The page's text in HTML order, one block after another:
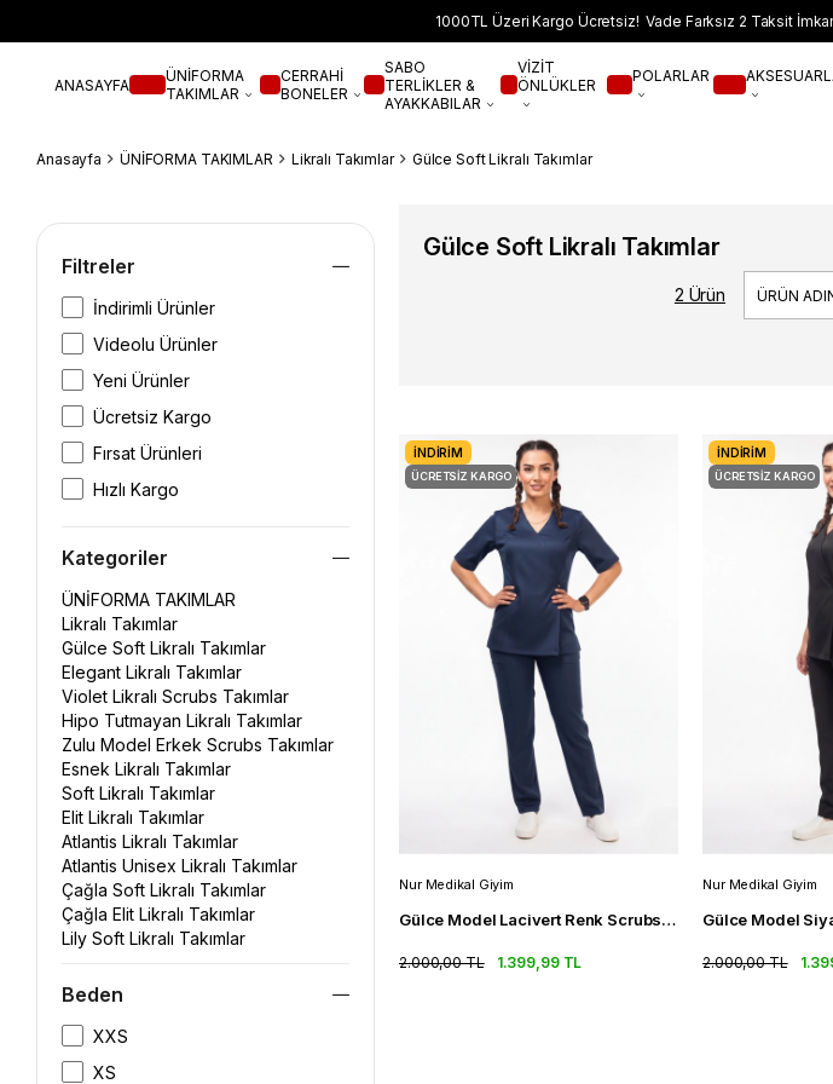
1000TL Üzeri Kargo Ücretsiz! Vade Farksız 2 Taksit
ANASAYFA
ÜNİFORMA
TAKIMLAR
CERRAHİ
BONELER
SABO
TERLİKLER &
AYAKKABILAR
VİZİT
ÖNLÜKLER
POLARLAR
Anasayfa ÜNİFORMA TAKIMLAR Likralı Takımlar Gülce Soft Likralı Takımlar
Filtreler
İndirimli Ürünler
Videolu Ürünler
Yeni Ürünler
Ücretsiz Kargo
Fırsat Ürünleri
Hızlı Kargo
Kategoriler
ÜNİFORMA TAKIMLAR
Likralı Takımlar
Gülce Soft Likralı Takımlar
Elegant Likralı Takımlar
Violet Likralı Scrubs Takımlar
Hipo Tutmayan Likralı Takımlar
Zulu Model Erkek Scrubs Takımlar
Esnek Likralı Takımlar
Soft Likralı Takımlar
Elit Likralı Takımlar
Atlantis Likralı Takımlar
Atlantis Unisex Likralı Takımlar
Çağla Soft Likralı Takımlar
Çağla Elit Likralı Takımlar
Lily Soft Likralı Takımlar
Aylu Soft Likralı Takımlar
Beden
XXS
XS
Gülce Soft Likralı Takımlar
ÜRÜN
2 Ürün
Nur Medikal Giyim
Gülce Model Lacivert Renk Scrubs Kadın Doktor Hemşire Üniforma Takımı
1.399,99 TL
2.000,00 TL
İNDIRIM
ÜCRETSIZ KARGO
Nur Medikal Giyim
2.000,00 TL
İNDIRIM
ÜCRETSIZ KARGO